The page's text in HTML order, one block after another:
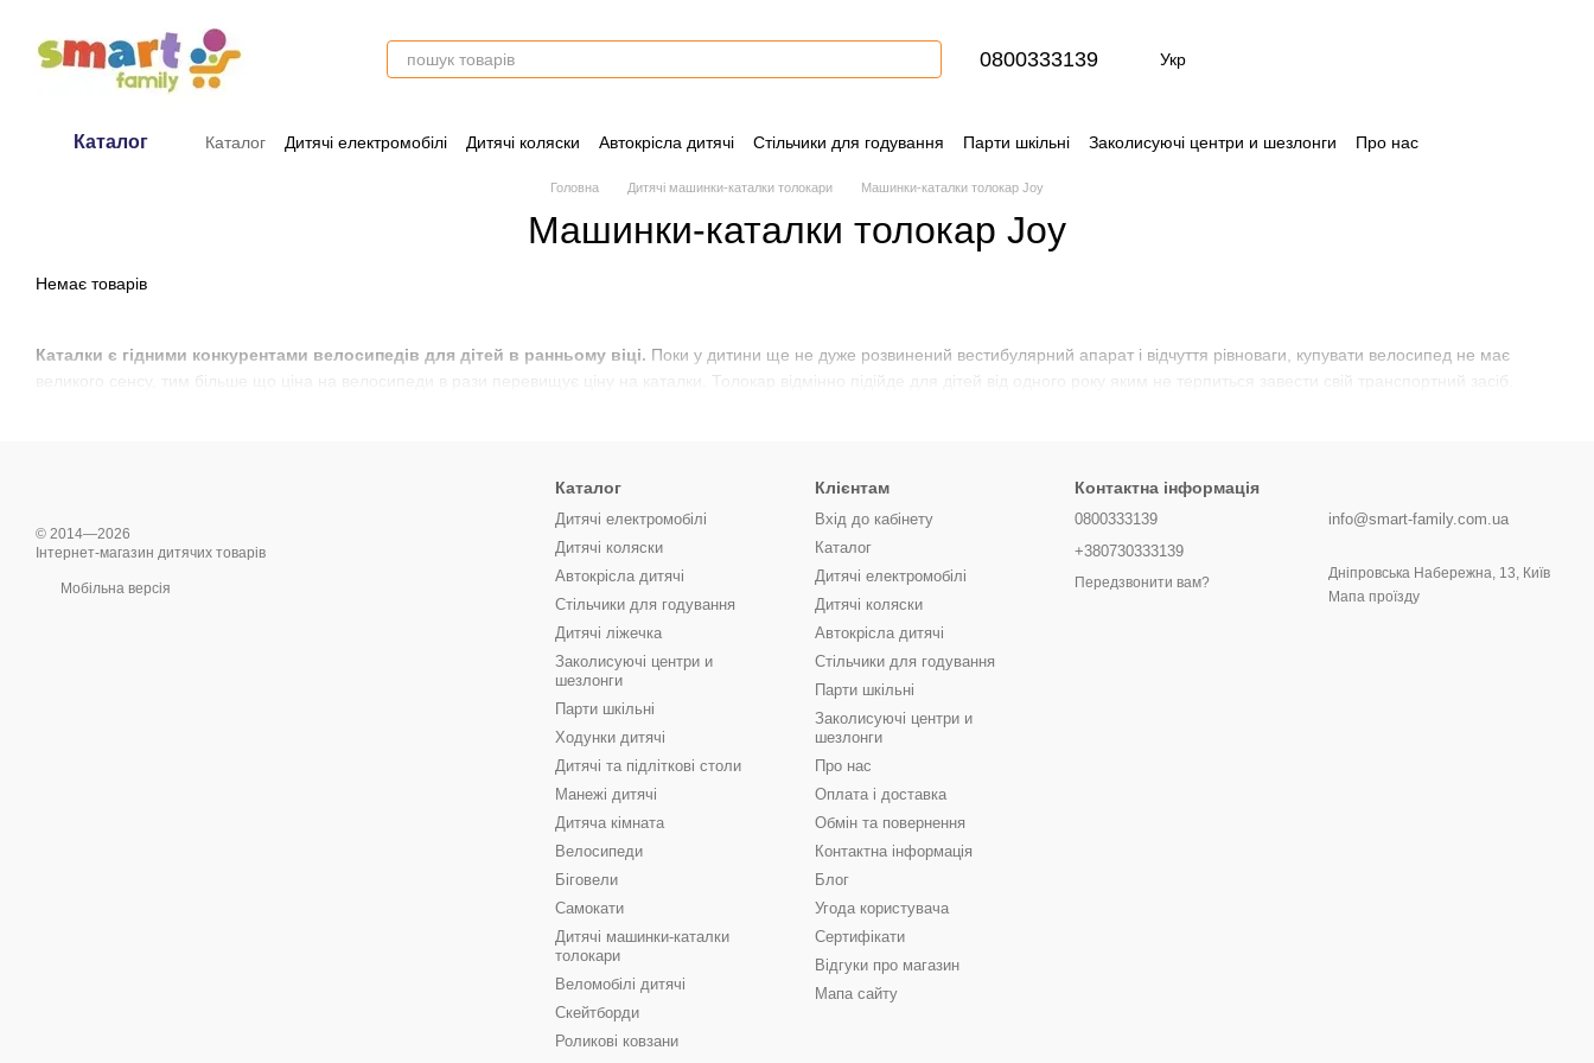
0800333139 Укр
Каталог Каталог Дитячі електромобілі Дитячі коляски Автокрісла дитячі Стільчики для годування Парти шкільні Заколисуючі центри и шезлонги
Про нас
Головна Дитячі машинки-каталки толокари Машинки-каталки толокар Joy
Машинки-каталки толокар Joy
Каталки є гідними конкурентами велосипедів для дітей в ранньому віці. Поки у дитини ще не дуже розвинений вестибулярний апарат і відчуття рівноваги, купувати велосипед не має
великого сенсу, тим більше що ціна на велосипеди в рази перевищує ціну на каталки. Толокар відмінно підійде для дітей від одного року яким не терпиться завести свій транспортний засіб.
Немає товарів
© 2014—2026
Інтернет-магазин дитячих товарів
Мобільна версія
Каталог
Дитячі електромобілі
Дитячі коляски
Автокрісла дитячі
Стільчики для годування
Дитячі ліжечка
Заколисуючі центри и
шезлонги
Парти шкільні
Ходунки дитячі
Дитячі та підліткові столи
Манежі дитячі
Дитяча кімната
Велосипеди
Біговели
Самокати
Дитячі машинки-каталки
толокари
Веломобілі дитячі
Скейтборди
Роликові ковзани
Клієнтам
Вхід до кабінету
Каталог
Дитячі електромобілі
Дитячі коляски
Автокрісла дитячі
Стільчики для годування
Парти шкільні
Заколисуючі центри и
шезлонги
Про нас
Оплата і доставка
Обмін та повернення
Контактна інформація
Блог
Угода користувача
Сертифікати
Відгуки про магазин
Мапа сайту
Контактна інформація
0800333139
+380730333139
Передзвонити вам?
info@smart-family.com.ua
Дніпровська Набережна, 13, Київ
Мапа проїзду